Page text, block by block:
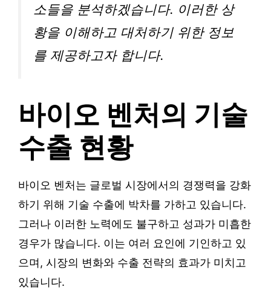
소들을 분석하겠습니다. 이러한 상
황을 이해하고 대처하기 위한 정보
를 제공하고자 합니다.
바이오 벤처의 기술
수출 현황
바이오 벤처는 글로벌 시장에서의 경쟁력을 강화
하기 위해 기술 수출에 박차를 가하고 있습니다.
그러나 이러한 노력에도 불구하고 성과가 미흡한
경우가 많습니다. 이는 여러 요인에 기인하고 있
으며, 시장의 변화와 수출 전략의 효과가 미치고
있습니다.